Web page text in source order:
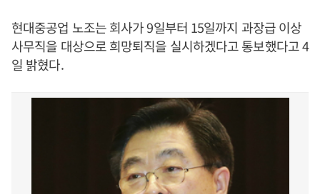
현대중공업 노조는 회사가 9일부터 15일까지 과장급 이상
사무직을 대상으로 희망퇴직을 실시하겠다고 통보했다고 4
일 밝혔다.